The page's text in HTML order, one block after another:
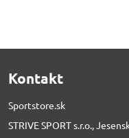
Kontakt
Sportstore.sk
STRIVE SPORT s.r.o.,